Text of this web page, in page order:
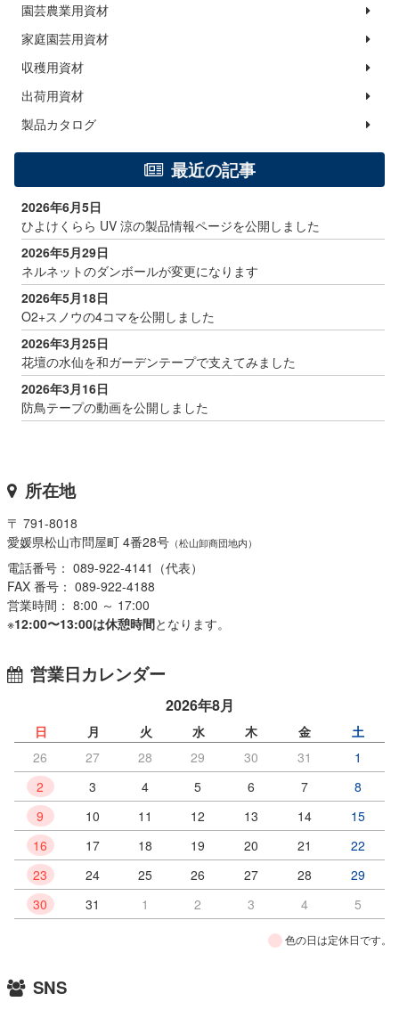
園芸農業用資材
家庭園芸用資材
収穫用資材
出荷用資材
製品カタログ
最近の記事
2026年6月5日
ひよけくらら UV 涼の製品情報ページを公開しました
2026年5月29日
ネルネットのダンボールが変更になります
2026年5月18日
O2+スノウの4コマを公開しました
2026年3月25日
花壇の水仙を和ガーデンテープで支えてみました
2026年3月16日
防鳥テープの動画を公開しました
所在地
〒 791-8018
愛媛県松山市問屋町 4番28号 （松山卸商団地内）
電話番号： 089-922-4141（代表）
FAX 番号： 089-922-4188
営業時間： 8:00 ～ 17:00
※12:00〜13:00は休憩時間となります。
営業日カレンダー
2026年8月
日 月 火 水 木 金
土
26
27 28 29 30 31
1
2
3 4 5 6 7
8
9
10 11 12 13 14
15
16
17 18 19 20 21
22
23
24 25 26 27 28
29
30
31 1 2 3 4 5
色の日は定休日です。
SNS